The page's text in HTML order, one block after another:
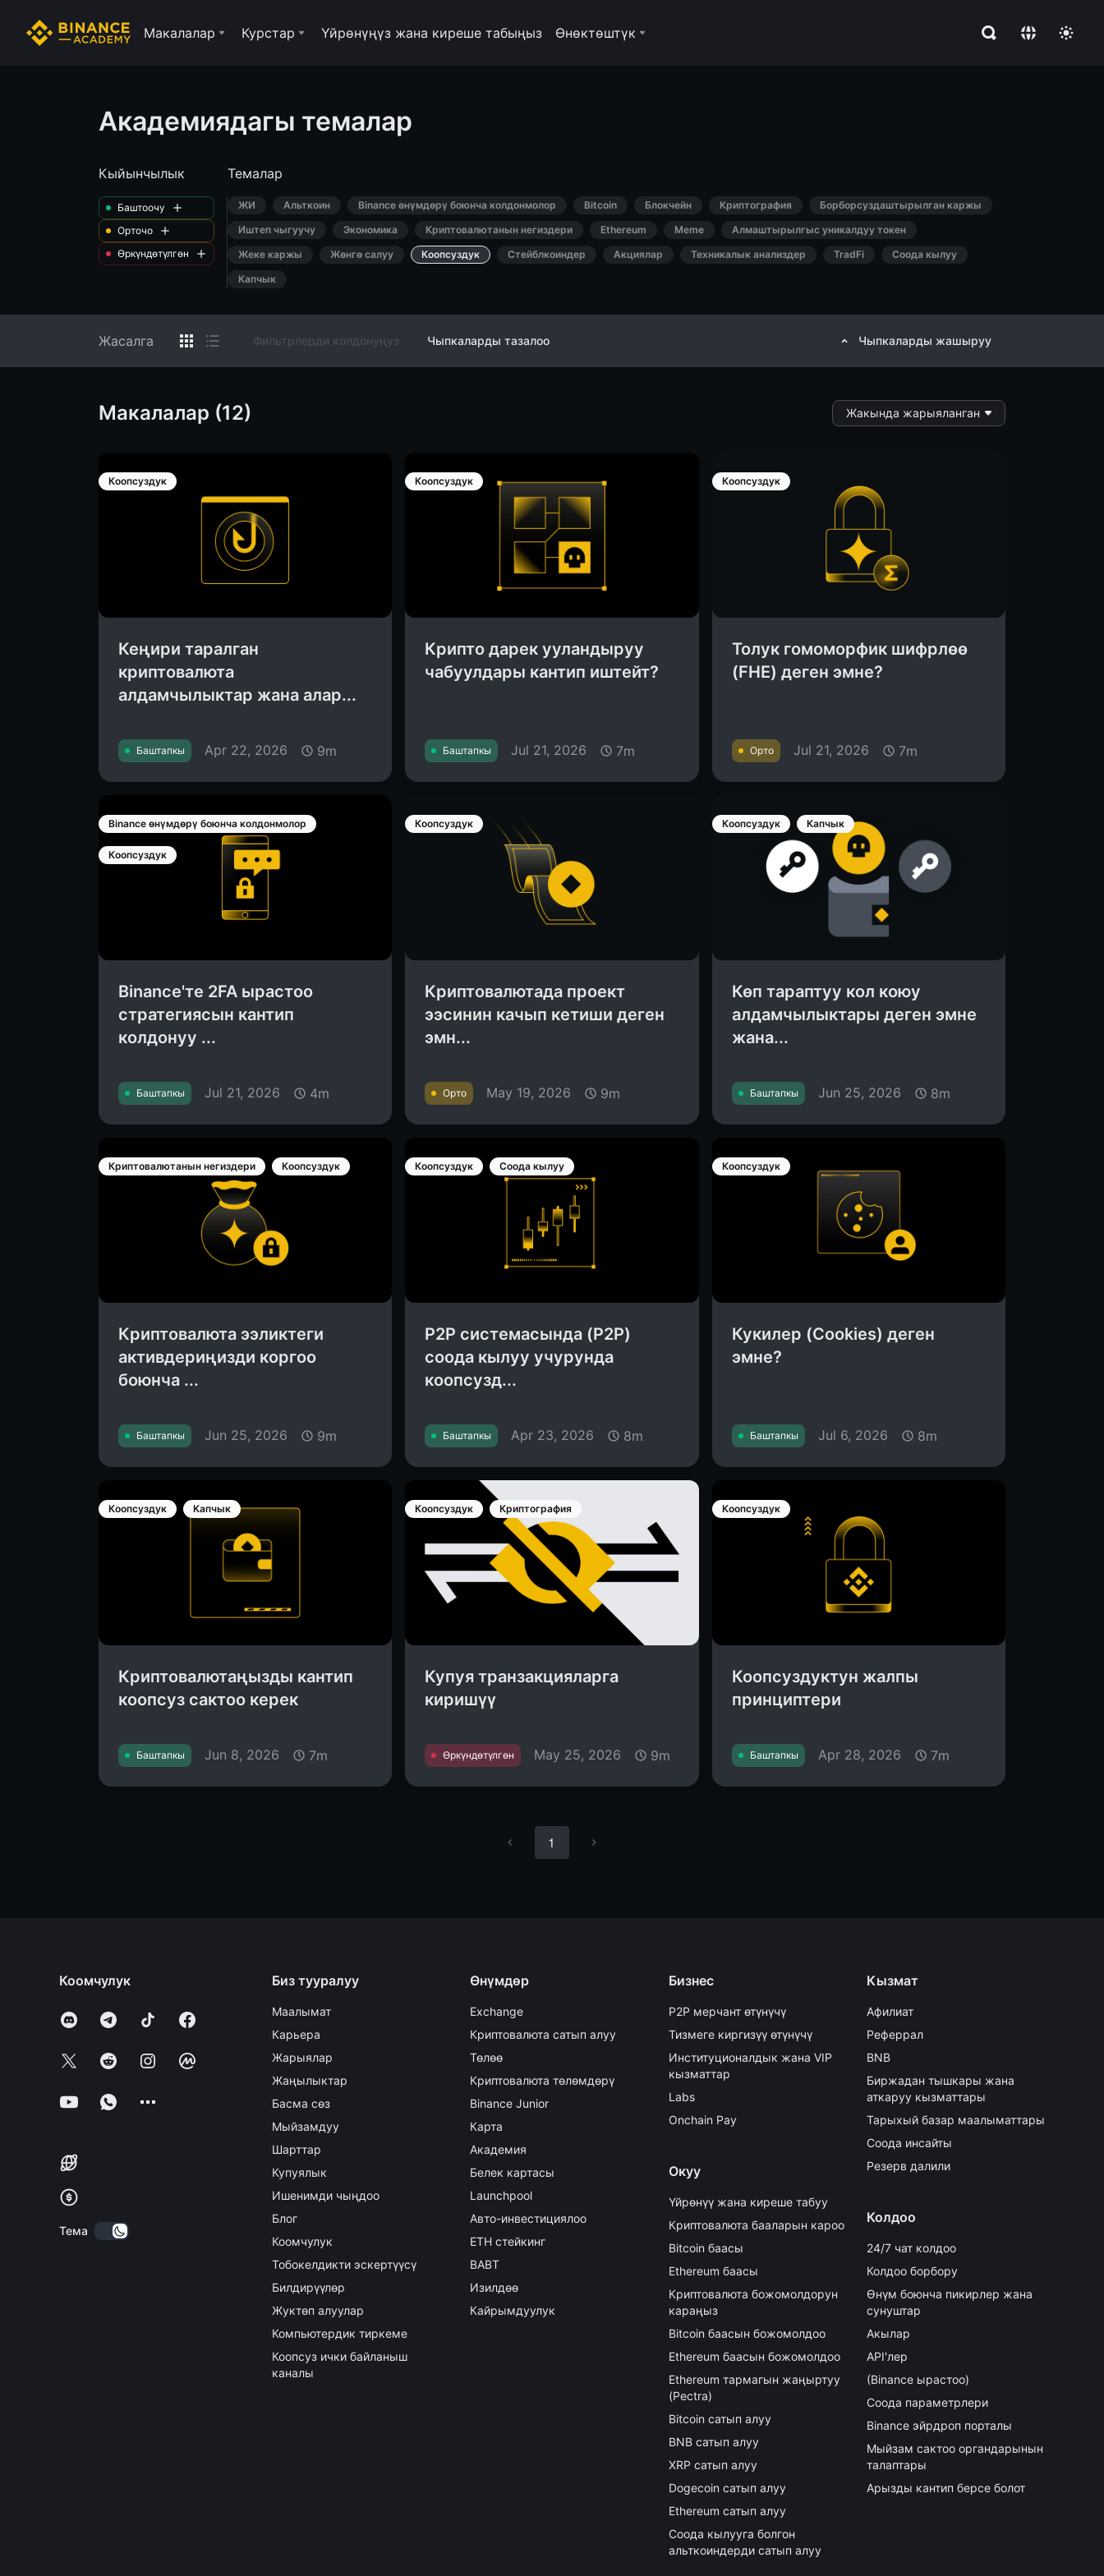
Макалалар Курстар Үйрөнүңүз жана киреше табыңыз Өнөктөштүк
Академиядагы темалар
Кыйынчылык
Баштоочу
Орточо
Өркүндөтүлгөн
Темалар
ЖИ Альткоин Binance өнүмдөрү боюнча колдонмолор Bitcoin Блокчейн Криптография
Борборсуздаштырылган каржы
Иштеп чыгуучу
Экономика Криптовалютанын негиздери Ethereum Meme
Алмаштырылгыс уникалдуу токен
Жеке каржы
Жөнгө салуу Коопсуздук Стейблкоиндер Акциялар Техникалык анализдер TradFi
Соода кылуу
Капчык
Жасалга Фильтрлерди колдонуңуз Чыпкаларды тазалоо Чыпкаларды жашыруу
Макалалар (12) Жакында жарыяланган
Коопсуздук
Кеңири таралган
криптовалюта
алдамчылыктар жана алар...
Баштапкы Apr 22, 2026 9m
Коопсуздук
Крипто дарек ууландыруу
чабуулдары кантип иштейт?
Баштапкы Jul 21, 2026 7m
Коопсуздук
Толук гомоморфик шифрлөө
(FHE) деген эмне?
Орто Jul 21, 2026 7m
Binance өнүмдөрү боюнча колдонмолор
Коопсуздук
Binance'те 2FA ырастоо
стратегиясын кантип
колдонуу ...
Баштапкы Jul 21, 2026 4m
Коопсуздук
Криптовалютада проект
ээсинин качып кетиши деген
эмн...
Орто May 19, 2026 9m
Коопсуздук Капчык
Көп тараптуу кол коюу
алдамчылыктары деген эмне
жана...
Баштапкы Jun 25, 2026 8m
Криптовалютанын негиздери Коопсуздук
Криптовалюта ээликтеги
активдериңизди коргоо
боюнча ...
Баштапкы Jun 25, 2026 9m
Коопсуздук Соода кылуу
P2P системасында (P2P)
соода кылуу учурунда
коопсузд...
Баштапкы Apr 23, 2026 8m
Коопсуздук
Кукилер (Cookies) деген
эмне?
Баштапкы Jul 6, 2026 8m
Коопсуздук Капчык
Криптовалютаңызды кантип
коопсуз сактоо керек
Баштапкы Jun 8, 2026 7m
Коопсуздук Криптография
Купуя транзакцияларга
киришүү
Өркүндөтүлгөн May 25, 2026 9m
Коопсуздук
Коопсуздуктун жалпы
принциптери
Баштапкы Apr 28, 2026 7m
1
Коомчулук
Тема
Биз тууралуу
Маалымат
Карьера
Жарыялар
Жаңылыктар
Басма сөз
Мыйзамдуу
Шарттар
Купуялык
Ишенимди чыңдоо
Блог
Коомчулук
Тобокелдикти эскертүүсү
Билдирүүлөр
Жуктөп алуулар
Компьютердик тиркеме
Коопсуз ички байланыш
каналы
Өнүмдөр
Exchange
Криптовалюта сатып алуу
Төлөө
Криптовалюта төлөмдөрү
Binance Junior
Карта
Академия
Белек картасы
Launchpool
Авто-инвестициялоо
ETH стейкинг
BABT
Изилдөө
Кайрымдуулук
Бизнес
P2P мерчант өтүнүчү
Тизмеге киргизүү өтүнүчү
Институционалдык жана VIP
кызматтар
Labs
Onchain Pay
Окуу
Үйрөнүү жана киреше табуу
Криптовалюта бааларын кароо
Bitcoin баасы
Ethereum баасы
Криптовалюта божомолдорун
караңыз
Bitcoin баасын божомолдоо
Ethereum баасын божомолдоо
Ethereum тармагын жаңыртуу
(Pectra)
Bitcoin сатып алуу
BNB сатып алуу
XRP сатып алуу
Dogecoin сатып алуу
Ethereum сатып алуу
Соода кылууга болгон
альткоиндерди сатып алуу
Кызмат
Афилиат
Реферрал
BNB
Биржадан тышкары жана
аткаруу кызматтары
Тарыхый базар маалыматтары
Соода инсайты
Резерв далили
Колдоо
24/7 чат колдоо
Колдоо борбору
Өнүм боюнча пикирлер жана
сунуштар
Акылар
API'лер
(Binance ырастоо)
Соода параметрлери
Binance эйрдроп порталы
Мыйзам сактоо органдарынын
талаптары
Арызды кантип берсе болот